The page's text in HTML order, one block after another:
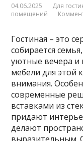
04.06.2025 Для
помещений
Гостиная – это
собирается
уютные вечера и
мебели для этой
внимания.
современные
вставками из
придают
делают